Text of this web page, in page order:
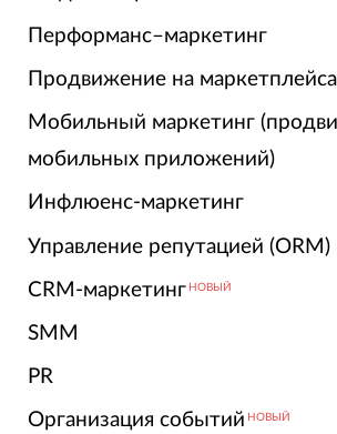
Перформанс–маркетинг
Продвижение на
Мобильный маркетинг
мобильных приложений)
Инфлюенс-маркетинг
Управление репутацией (ORM)
CRM-маркетинг НОВЫЙ
SMM
PR
Организация событий НОВЫЙ